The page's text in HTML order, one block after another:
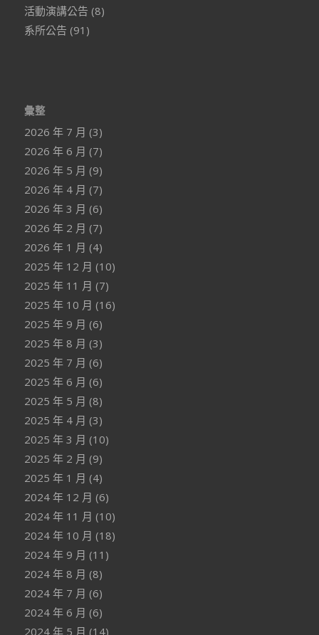
活動演講公告 (8)
系所公告 (91)
彙整
2026 年 7 月 (3)
2026 年 6 月 (7)
2026 年 5 月 (9)
2026 年 4 月 (7)
2026 年 3 月 (6)
2026 年 2 月 (7)
2026 年 1 月 (4)
2025 年 12 月 (10)
2025 年 11 月 (7)
2025 年 10 月 (16)
2025 年 9 月 (6)
2025 年 8 月 (3)
2025 年 7 月 (6)
2025 年 6 月 (6)
2025 年 5 月 (8)
2025 年 4 月 (3)
2025 年 3 月 (10)
2025 年 2 月 (9)
2025 年 1 月 (4)
2024 年 12 月 (6)
2024 年 11 月 (10)
2024 年 10 月 (18)
2024 年 9 月 (11)
2024 年 8 月 (8)
2024 年 7 月 (6)
2024 年 6 月 (6)
2024 年 5 月 (14)